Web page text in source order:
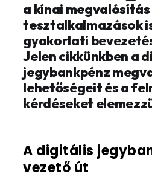
a kínai
tesztalkalmazások
gyakorlati
Jelen cikkünkben a
jegybankpénz
lehetőségeit és a
kérdéseket
A digitális
vezető út